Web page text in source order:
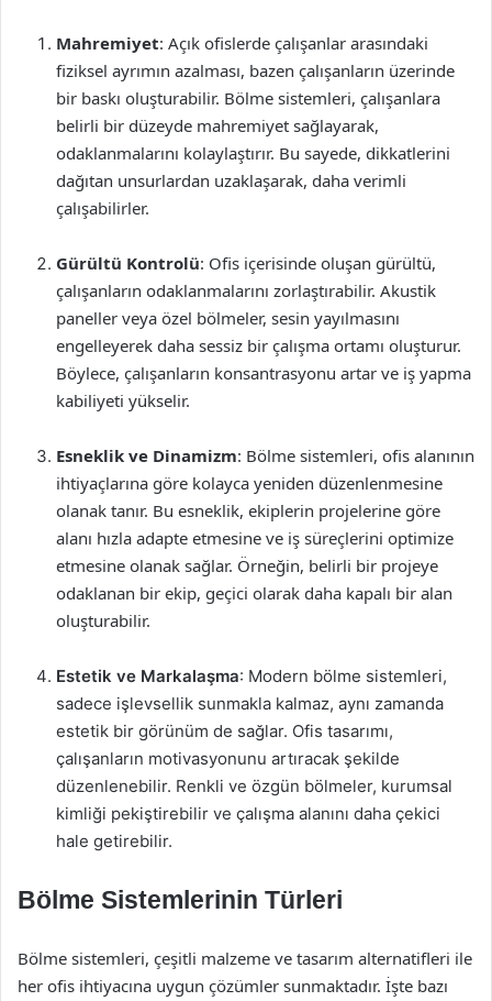
Mahremiyet: Açık ofislerde çalışanlar arasındaki
fiziksel ayrımın azalması, bazen çalışanların üzerinde
bir baskı oluşturabilir. Bölme sistemleri, çalışanlara
belirli bir düzeyde mahremiyet sağlayarak,
odaklanmalarını kolaylaştırır. Bu sayede, dikkatlerini
dağıtan unsurlardan uzaklaşarak, daha verimli
çalışabilirler.
Gürültü Kontrolü: Ofis içerisinde oluşan gürültü,
çalışanların odaklanmalarını zorlaştırabilir. Akustik
paneller veya özel bölmeler, sesin yayılmasını
engelleyerek daha sessiz bir çalışma ortamı oluşturur.
Böylece, çalışanların konsantrasyonu artar ve iş yapma
kabiliyeti yükselir.
Esneklik ve Dinamizm: Bölme sistemleri, ofis alanının
ihtiyaçlarına göre kolayca yeniden düzenlenmesine
olanak tanır. Bu esneklik, ekiplerin projelerine göre
alanı hızla adapte etmesine ve iş süreçlerini optimize
etmesine olanak sağlar. Örneğin, belirli bir projeye
odaklanan bir ekip, geçici olarak daha kapalı bir alan
oluşturabilir.
Estetik ve Markalaşma: Modern bölme sistemleri,
sadece işlevsellik sunmakla kalmaz, aynı zamanda
estetik bir görünüm de sağlar. Ofis tasarımı,
çalışanların motivasyonunu artıracak şekilde
düzenlenebilir. Renkli ve özgün bölmeler, kurumsal
kimliği pekiştirebilir ve çalışma alanını daha çekici
hale getirebilir.
Bölme Sistemlerinin Türleri
Bölme sistemleri, çeşitli malzeme ve tasarım alternatifleri ile
her ofis ihtiyacına uygun çözümler sunmaktadır. İşte bazı